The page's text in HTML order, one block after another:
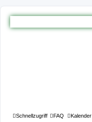
Schnellzugriff FAQ Kalender